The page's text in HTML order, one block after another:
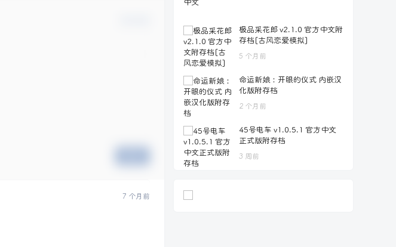
7 个月前
极品采花郎 v2.1.0 官方中文附
存档[古风恋爱模拟]
5 个月前
命运新娘：开眼的仪式 内嵌汉
化版附存档
2 个月前
45号电车 v1.0.5.1 官方中文
正式版附存档
3 周前